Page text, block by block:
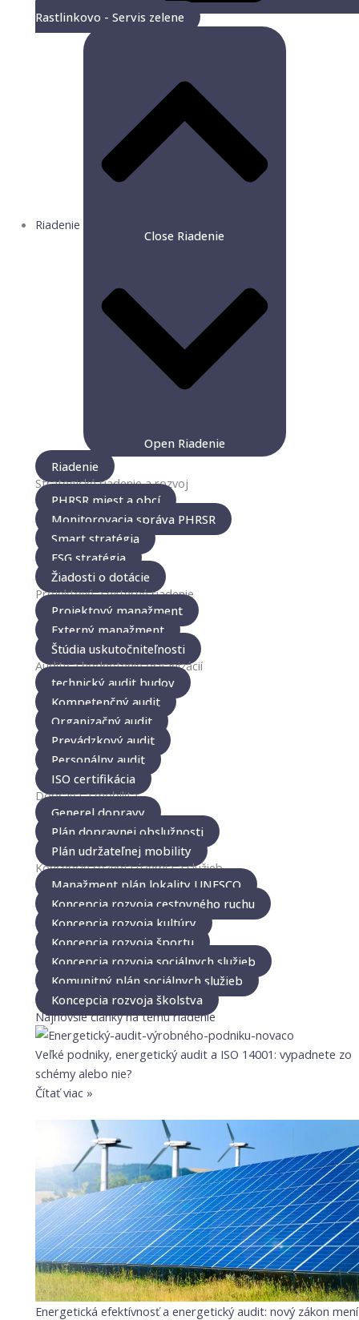
Rastlinkovo - Servis zelene
Riadenie
Close Riadenie
Open Riadenie
Riadenie
Strategické riadenie a rozvoj
PHRSR miest a obcí
Monitorovacia správa PHRSR
Smart stratégia
ESG stratégia
Žiadosti o dotácie
Projektové a externé riadenie
Projektový manažment
Externý manažment
Štúdia uskutočniteľnosti
Audity a hodnotenie organizácií
technický audit budov
Kompetenčný audit
Organizačný audit
Prevádzkový audit
Personálny audit
ISO certifikácia
Doprava a mobilita
Generel dopravy
Plán dopravnej obslužnosti
Plán udržateľnej mobility
Koncepcie rozvoja územia a služieb
Manažment plán lokality UNESCO
Koncepcia rozvoja cestovného ruchu
Koncepcia rozvoja kultúry
Koncepcia rozvoja športu
Koncepcia rozvoja sociálnych služieb
Komunitný plán sociálnych služieb
Koncepcia rozvoja školstva
Najnovšie články na tému riadenie
Veľké podniky, energetický audit a ISO 14001: vypadnete zo
schémy alebo nie?
Čítať viac »
Energetická efektívnosť a energetický audit: nový zákon mení